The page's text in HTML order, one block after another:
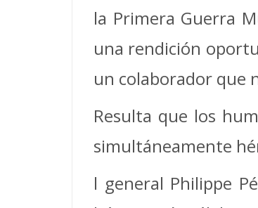
la Primera Guerra
una rendición
un colaborador que
Resulta que los
simultáneamente
l general Philippe